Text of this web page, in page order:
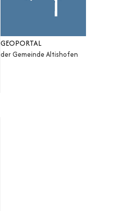
GEOPORTAL
der Gemeinde Altishofen